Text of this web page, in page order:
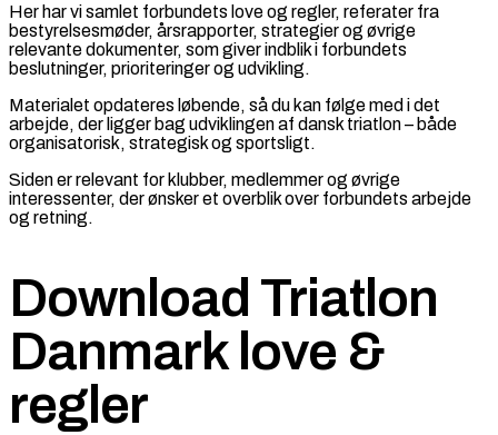
Her har vi samlet forbundets love og regler, referater fra
bestyrelsesmøder, årsrapporter, strategier og øvrige
relevante dokumenter, som giver indblik i forbundets
beslutninger, prioriteringer og udvikling.
Materialet opdateres løbende, så du kan følge med i det
arbejde, der ligger bag udviklingen af dansk triatlon – både
organisatorisk, strategisk og sportsligt.
Siden er relevant for klubber, medlemmer og øvrige
interessenter, der ønsker et overblik over forbundets arbejde
og retning.
Download Triatlon
Danmark love &
regler